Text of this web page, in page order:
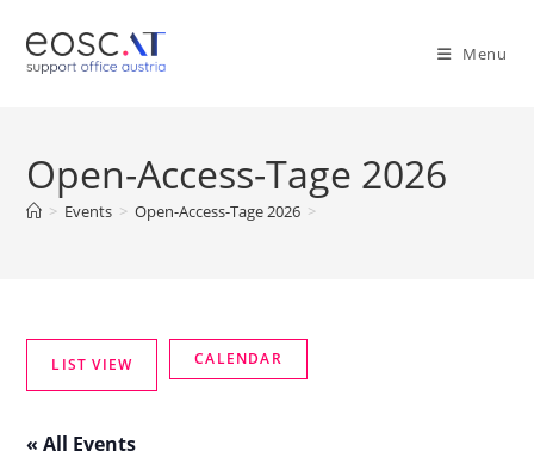
Menu
Open-Access-Tage 2026
> Events > Open-Access-Tage 2026 >
« All Events